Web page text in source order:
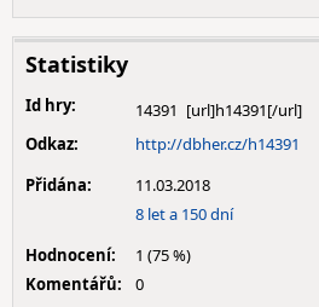
Statistiky
Id hry:
14391
Odkaz:
http://dbher.cz/h14391
Přidána:
11.03.2018
8 let a 150 dní
Hodnocení:
1 (75 %)
Komentářů:
0